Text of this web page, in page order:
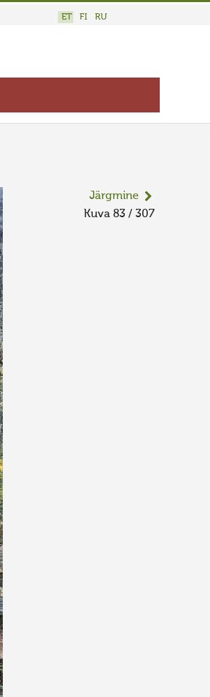
ET FI RU
Järgmine
Kuva 83 / 307